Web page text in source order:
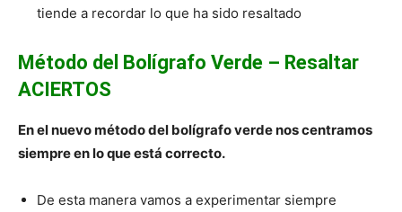
tiende a recordar lo que ha sido resaltado
Método del Bolígrafo Verde – Resaltar
ACIERTOS
En el nuevo método del bolígrafo verde nos centramos
siempre en lo que está correcto.
De esta manera vamos a experimentar siempre